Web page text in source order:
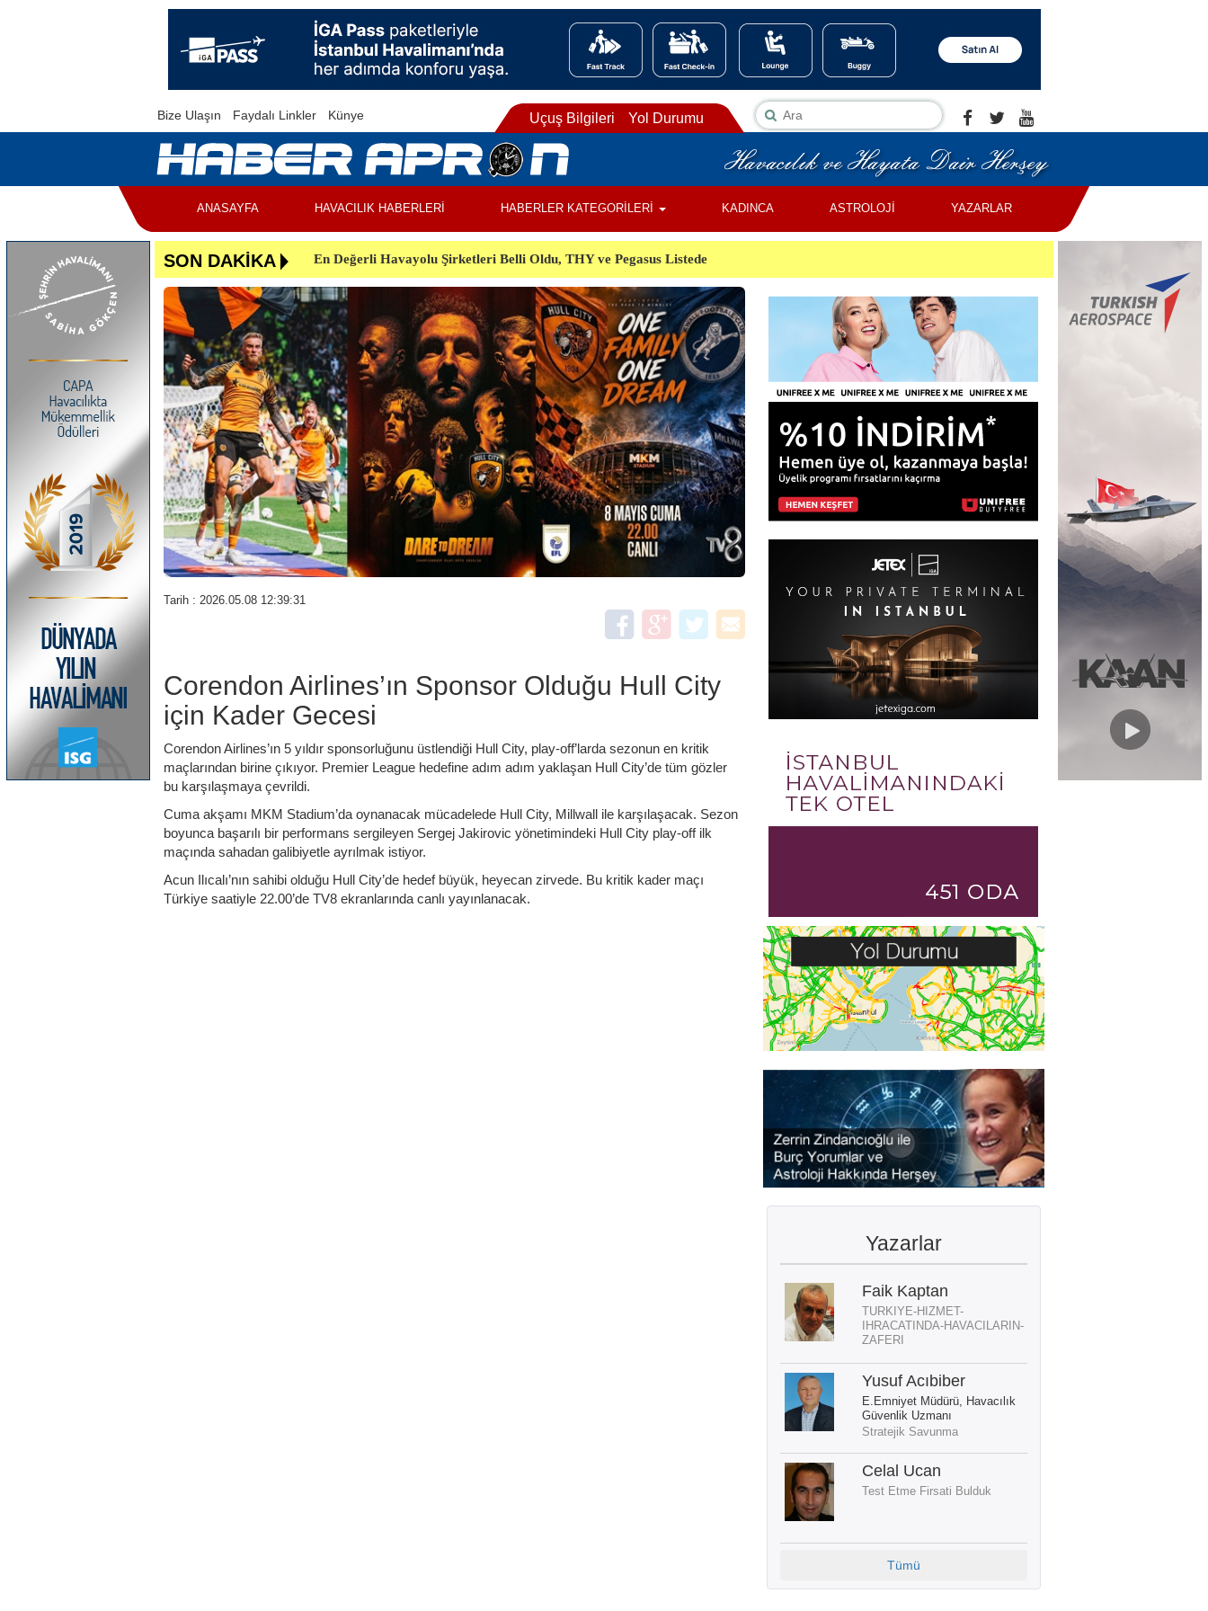
Bize Ulaşın Faydalı Linkler Künye Uçuş Bilgileri Yol Durumu
ANASAYFA HAVACILIK HABERLERİ HABERLER KATEGORİLERİ KADINCA ASTROLOJİ YAZARLAR
SON DAKİKA
En Değerli Havayolu Şirketleri Belli Oldu, THY ve Pegasus Listede
Uçuşlar Aksadı, Almanya’da Havalimanında Şüpheli Cisim Alarmı
Yunanistan’da Orman Yangınında Görevli 2 Helikopter Havada Çarpıştı
Tarih : 2026.05.08 12:39:31
Corendon Airlines’ın Sponsor Olduğu Hull City
için Kader Gecesi
Corendon Airlines’ın 5 yıldır sponsorluğunu üstlendiği Hull City, play-off’larda sezonun en kritik
maçlarından birine çıkıyor. Premier League hedefine adım adım yaklaşan Hull City’de tüm gözler
bu karşılaşmaya çevrildi.
Cuma akşamı MKM Stadium’da oynanacak mücadelede Hull City, Millwall ile karşılaşacak. Sezon
boyunca başarılı bir performans sergileyen Sergej Jakirovic yönetimindeki Hull City play-off ilk
maçında sahadan galibiyetle ayrılmak istiyor.
Acun Ilıcalı’nın sahibi olduğu Hull City’de hedef büyük, heyecan zirvede. Bu kritik kader maçı
Türkiye saatiyle 22.00’de TV8 ekranlarında canlı yayınlanacak.
Yazarlar
Faik Kaptan
TURKIYE-HIZMET-
IHRACATINDA-HAVACILARIN-
ZAFERI
Yusuf Acıbiber
E.Emniyet Müdürü, Havacılık
Güvenlik Uzmanı
Stratejik Savunma
Celal Ucan
Test Etme Firsati Bulduk
Tümü